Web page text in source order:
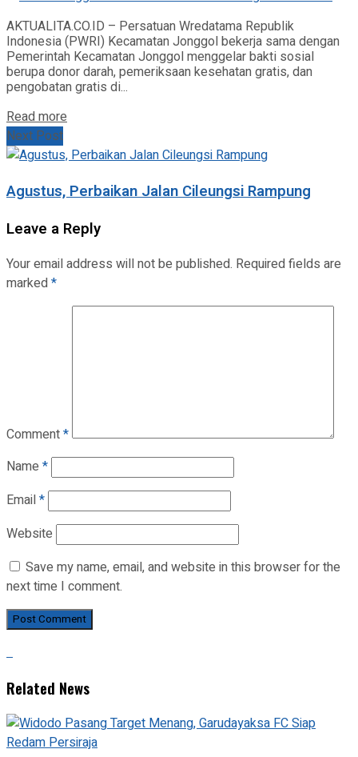
AKTUALITA.CO.ID – Persatuan Wredatama Republik
Indonesia (PWRI) Kecamatan Jonggol bekerja sama dengan
Pemerintah Kecamatan Jonggol menggelar bakti sosial
berupa donor darah, pemeriksaan kesehatan gratis, dan
pengobatan gratis di...
Read more
Next Post
Agustus, Perbaikan Jalan Cileungsi Rampung
Leave a Reply
Your email address will not be published. Required fields are
marked*
Comment*
Name *
Email*
Website
Save my name, email, and website in this browser for the
next time I comment.
Related News